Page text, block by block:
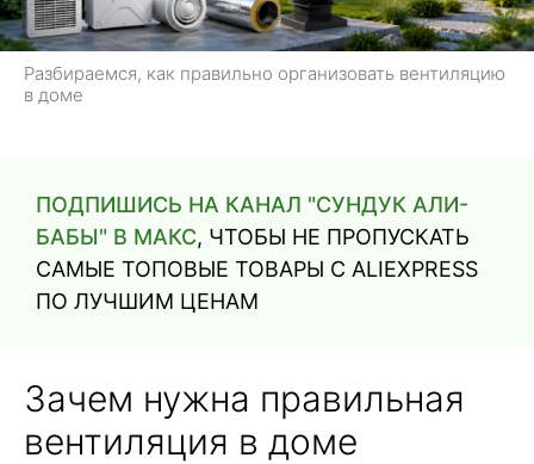
Разбираемся, как правильно организовать вентиляцию
в доме
ПОДПИШИСЬ НА КАНАЛ "СУНДУК АЛИ-
БАБЫ" В МАКС, ЧТОБЫ НЕ ПРОПУСКАТЬ
САМЫЕ ТОПОВЫЕ ТОВАРЫ С ALIEXPRESS
ПО ЛУЧШИМ ЦЕНАМ
Зачем нужна правильная
вентиляция в доме